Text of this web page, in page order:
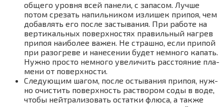
обще­го уров­ня всей пане­ли, с запа­сом. Луч­ше
потом сре­зать напиль­ни­ком изли­шек при­поя, чем
добав­лять его после засты­ва­ния. При рабо­те на
вер­ти­каль­ных поверх­но­стях пра­виль­ный нагрев
при­поя наи­бо­лее важен. Не страш­но, если при­пой
при разо­гре­ве и нане­се­нии будет немно­го капать.
Нуж­но про­сто немно­го уве­ли­чить рас­сто­я­ние пла­
ме­ни от поверх­но­сти.
Сле­ду­ю­щим шагом, после осты­ва­ния при­поя, нуж­
но очи­стить поверх­ность рас­тво­ром соды в воде,
что­бы ней­тра­ли­зо­вать остат­ки флю­са, а так­же